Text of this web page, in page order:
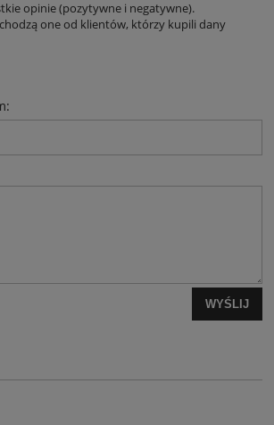
opinie (pozytywne i negatywne).
one od klientów, którzy kupili dany
WYŚLIJ